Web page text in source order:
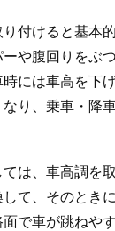
り付けると基本
や腹回りをぶ
には車高を下
なり、乗車・降
は、車高調を
て、そのとき
で車が跳ねや